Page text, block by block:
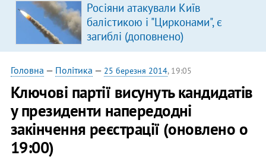
Росіяни атакували Київ
балістикою і "Цирконами", є
загиблі (доповнено)
Головна — Політика — 25 березня 2014, 19:05
Ключові партії висунуть кандидатів
у президенти напередодні
закінчення реєстрації (оновлено о
19:00)